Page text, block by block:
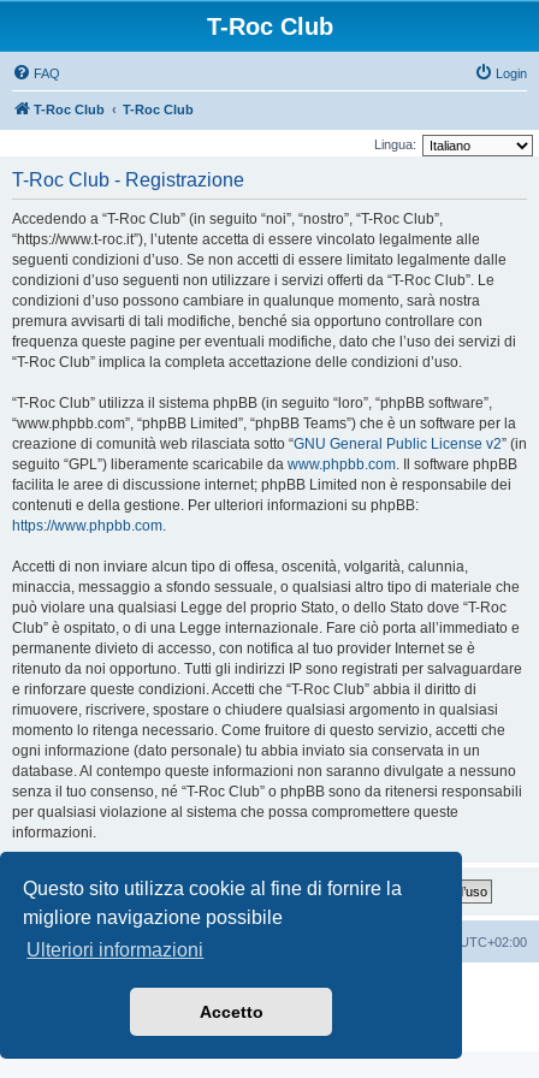
Questo sito utilizza cookie al fine di fornire la
migliore navigazione possibile
Ulteriori informazioni
Accetto
T-Roc Club
FAQ Login
T-Roc Club T-Roc Club
Lingua:
T-Roc Club - Registrazione
Accedendo a “T-Roc Club” (in seguito “noi”, “nostro”, “T-Roc Club”,
“https://www.t-roc.it”), l’utente accetta di essere vincolato legalmente alle
seguenti condizioni d’uso. Se non accetti di essere limitato legalmente dalle
condizioni d’uso seguenti non utilizzare i servizi offerti da “T-Roc Club”. Le
condizioni d’uso possono cambiare in qualunque momento, sarà nostra
premura avvisarti di tali modifiche, benché sia opportuno controllare con
frequenza queste pagine per eventuali modifiche, dato che l’uso dei servizi di
“T-Roc Club” implica la completa accettazione delle condizioni d’uso.
“T-Roc Club” utilizza il sistema phpBB (in seguito “loro”, “phpBB software”,
“www.phpbb.com”, “phpBB Limited”, “phpBB Teams”) che è un software per la
creazione di comunità web rilasciata sotto “GNU General Public License v2” (in
seguito “GPL”) liberamente scaricabile da www.phpbb.com. Il software phpBB
facilita le aree di discussione internet; phpBB Limited non è responsabile dei
contenuti e della gestione. Per ulteriori informazioni su phpBB:
https://www.phpbb.com.
Accetti di non inviare alcun tipo di offesa, oscenità, volgarità, calunnia,
minaccia, messaggio a sfondo sessuale, o qualsiasi altro tipo di materiale che
può violare una qualsiasi Legge del proprio Stato, o dello Stato dove “T-Roc
Club” è ospitato, o di una Legge internazionale. Fare ciò porta all’immediato e
permanente divieto di accesso, con notifica al tuo provider Internet se è
ritenuto da noi opportuno. Tutti gli indirizzi IP sono registrati per salvaguardare
e rinforzare queste condizioni. Accetti che “T-Roc Club” abbia il diritto di
rimuovere, riscrivere, spostare o chiudere qualsiasi argomento in qualsiasi
momento lo ritenga necessario. Come fruitore di questo servizio, accetti che
ogni informazione (dato personale) tu abbia inviato sia conservata in un
database. Al contempo queste informazioni non saranno divulgate a nessuno
senza il tuo consenso, né “T-Roc Club” o phpBB sono da ritenersi responsabili
per qualsiasi violazione al sistema che possa compromettere queste
informazioni.
T-Roc Club T-Roc Club UTC+02:00
Traduzione Italiana